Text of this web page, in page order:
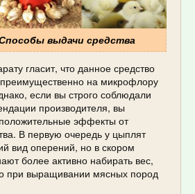
выдачи средства
гласит, что данное средство
на микрофлору
если вы строго соблюдали
производителя, вы
эффекты от
В первую очередь у цыплят
вид оперений, но в скором
более активно набирать вес,
при выращивании мясных пород